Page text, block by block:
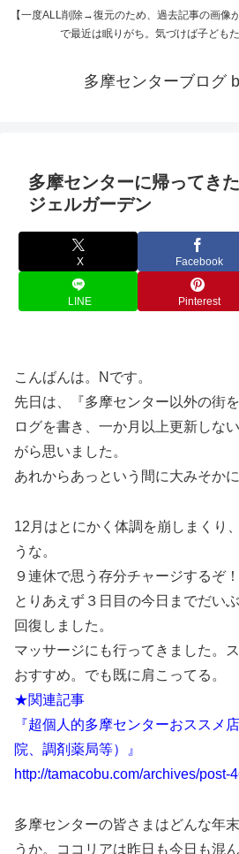
【一度ALL削除→復元のため、過去記事の画像
で最近は眠りがち。気づけば子ども
多摩センターブログ
多摩センターに帰ってき
ジェルガーデン
X Facebook
LINE Pinterest
こんばんは。Nです。
先日は、『多摩センター以外の街
ログを書き、一か月以上更新しな
がら思いました。
あれからあっという間に大みそか
12月はとにかく体調を崩しまくり
うな。
９連休で思う存分チャージするぞ！
とりあえず３日目の今日までだい
回復しました。
マッサージにも行ってきました。
おすすめ。でも既に肩こってる。
★関連記事
『超個人的多摩センターおススメ
院、調剤薬局等）』
http://tamacobu.com/archives/post-
多摩センターの皆さまはどんな年
うか。ココリアは昨日も今日も混ん